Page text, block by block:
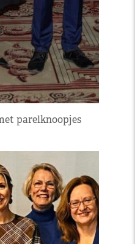
parelknoopjes